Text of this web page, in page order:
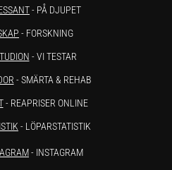
- PÅ DJUPET
- FORSKNING
- VI TESTAR
- SMÄRTA & REHAB
- REAPRISER ONLINE
- LÖPARSTATISTIK
- INSTAGRAM